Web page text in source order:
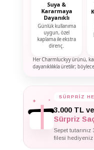
Suya &
Kararmaya
Dayanıklı
Günlük kullanıma
uygun, özel
kaplama ile ekstra
direnç.
Her Charmluckyy ürünü,
dayanıklılıkla üretilir; böylece
✦ SÜRPRİZ
3.000 TL
Sürpriz
Sepet
filesi hediyeniz